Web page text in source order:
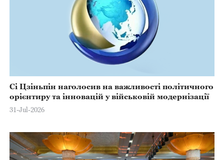
Сі Цзіньпін наголосив на важливості політичного
орієнтиру та інновацій у військовій модернізації
31-Jul-2026